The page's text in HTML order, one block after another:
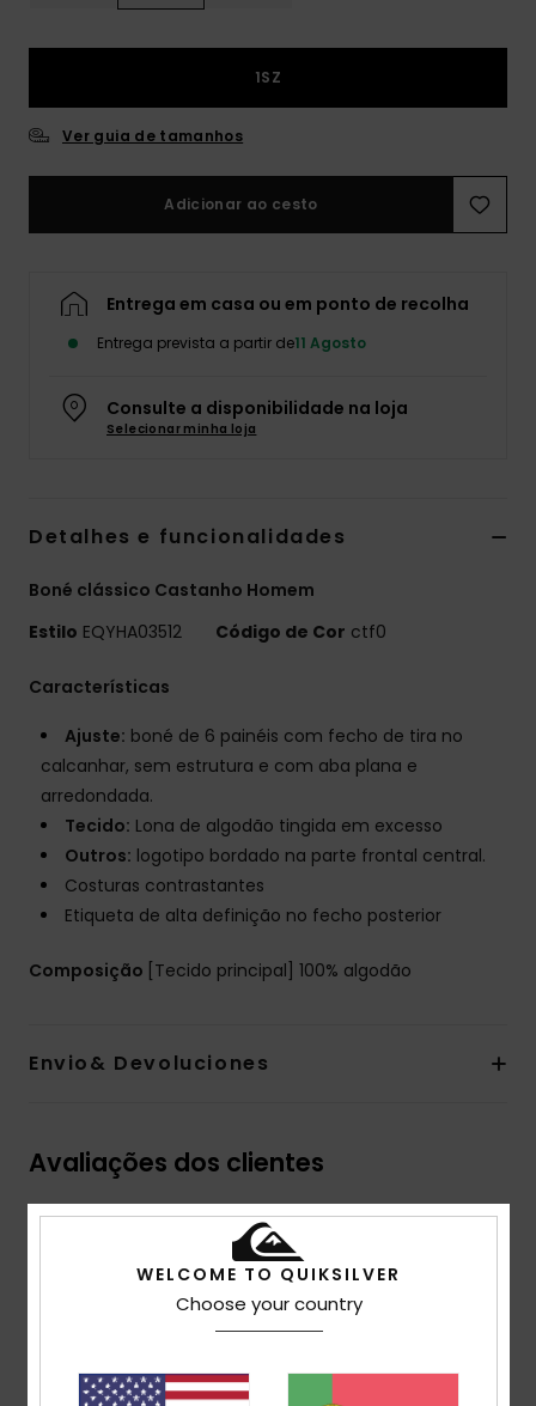
1SZ
Ver guia de tamanhos
Adicionar ao cesto
Entrega em casa ou em ponto de recolha
Entrega prevista a partir de11 Agosto
Consulte a disponibilidade na loja
Selecionar minha loja
Detalhes e funcionalidades
Boné clássico Castanho Homem
Estilo EQYHA03512 Código de Cor ctf0
Características
Ajuste: boné de 6 painéis com fecho de tira no
calcanhar, sem estrutura e com aba plana e
arredondada.
Tecido: Lona de algodão tingida em excesso
Outros: logotipo bordado na parte frontal central.
Costuras contrastantes
Etiqueta de alta definição no fecho posterior
Composição [Tecido principal] 100% algodão
Envio& Devoluciones
Avaliações dos clientes
Pontuação média
4.0/5
baseado em1 avaliações verificadas
WELCOME TO QUIKSILVER
Choose your country